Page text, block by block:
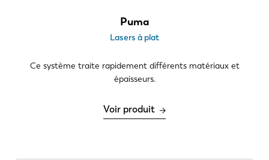
Puma
Lasers à plat
Ce système traite rapidement différents matériaux et
épaisseurs.
Voir produit